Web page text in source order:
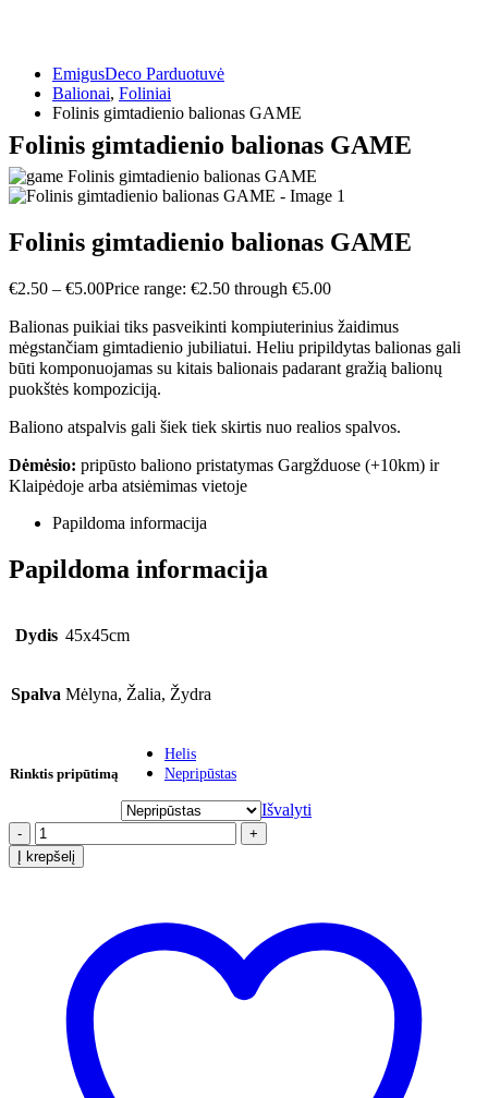
EmigusDeco Parduotuvė
Balionai, Foliniai
Folinis gimtadienio balionas GAME
Folinis gimtadienio balionas GAME
Folinis gimtadienio balionas GAME
€2.50 – €5.00Price range: €2.50 through €5.00
Balionas puikiai tiks pasveikinti kompiuterinius žaidimus
mėgstančiam gimtadienio jubiliatui. Heliu pripildytas balionas gali
būti komponuojamas su kitais balionais padarant gražią balionų
puokštės kompoziciją.
Baliono atspalvis gali šiek tiek skirtis nuo realios spalvos.
Dėmėsio: pripūsto baliono pristatymas Gargžduose (+10km) ir
Klaipėdoje arba atsiėmimas vietoje
Papildoma informacija
Papildoma informacija
Dydis 45x45cm
Spalva Mėlyna, Žalia, Žydra
Rinktis pripūtimą
Helis
Nepripūstas
Išvalyti
-
+
Į krepšelį